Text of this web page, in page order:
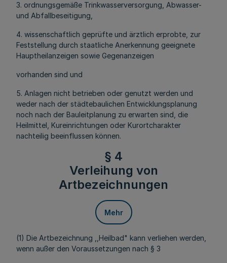
3. ordnungsgemäße Trinkwasserversorgung, Abwasser-
und Abfallbeseitigung,
4. wissenschaftlich geprüfte und ärztlich erprobte, zur
Feststellung durch staatliche Anerkennung geeignete
Hauptheilanzeigen sowie Gegenanzeigen
vorhanden sind und
5. Anlagen nicht betrieben oder genutzt werden und
weder nach der städtebaulichen Entwicklungsplanung
noch nach der Bauleitplanung zu erwarten sind, die
Heilmittel, Kureinrichtungen oder Kurortcharakter
nachteilig beeinflussen können.
§ 4
Verleihung von
Artbezeichnungen
Mehr
(1) Die Artbezeichnung ,,Heilbad" kann verliehen werden,
wenn außer den Voraussetzungen nach § 3